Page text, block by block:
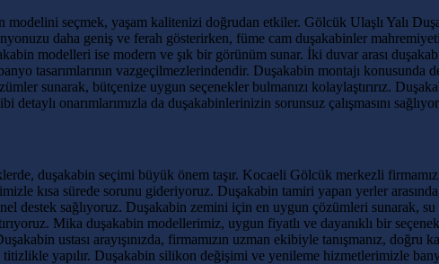
seçmek, yaşam kalitenizi doğrudan etkiler. Gölcük Ulaşlı Yalı
daha geniş ve ferah gösterirken, füme cam duşakabinler
modelleri ise modern ve şık bir görünüm sunar. İki duvar arası
tasarımlarının vazgeçilmezlerindendir. Duşakabin montajı
sunarak, bütçenize uygun seçenekler bulmanızı kolaylaştırırız.
onarımlarımızla da duşakabinlerinizin sorunsuz çalışmasını
duşakabin seçimi büyük önem taşır. Kocaeli Gölcük merkezli
kısa sürede sorunu gideriyoruz. Duşakabin tamiri yapan yerler
destek sağlıyoruz. Duşakabin zemini için en uygun çözümleri sunarak, su
Mika duşakabin modellerimiz, uygun fiyatlı ve dayanıklı bir
ustası arayışınızda, firmamızın uzman ekibiyle tanışmanız, doğru
titizlikle yapılır. Duşakabin silikon değişimi ve yenileme hizmetlerimizle